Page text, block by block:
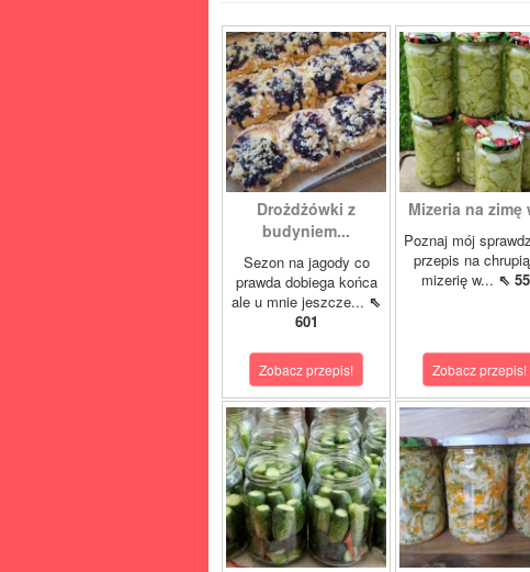
Drożdżówki z
budyniem...
Sezon na jagody co
prawda dobiega końca
ale u mnie jeszcze... ⇖
601
Zobacz przepis!
Mizeria na zimę
Poznaj mój
przepis na
mizerię w... ⇖
Zobacz przepis!